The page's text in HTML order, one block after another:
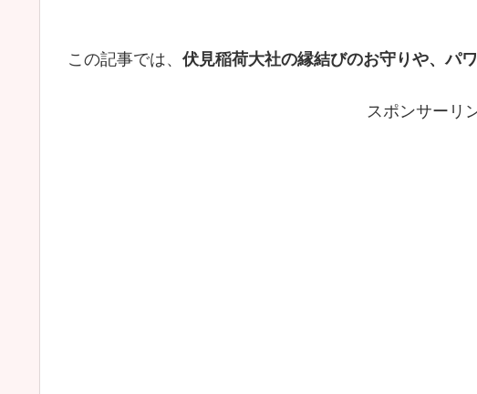
この記事では、 伏見稲荷大社の縁結びのお守りや、パ
スポンサーリ